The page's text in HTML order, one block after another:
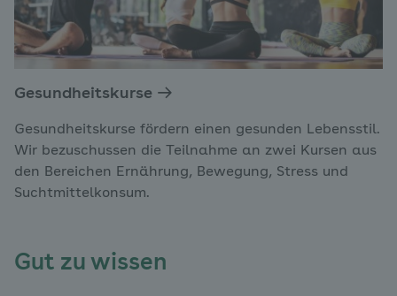
Gesundheitskurse
Gesundheitskurse fördern einen gesunden Lebensstil.
Wir bezuschussen die Teilnahme an zwei Kursen aus
den Bereichen Ernährung, Bewegung, Stress und
Suchtmittelkonsum.
Gut zu wissen